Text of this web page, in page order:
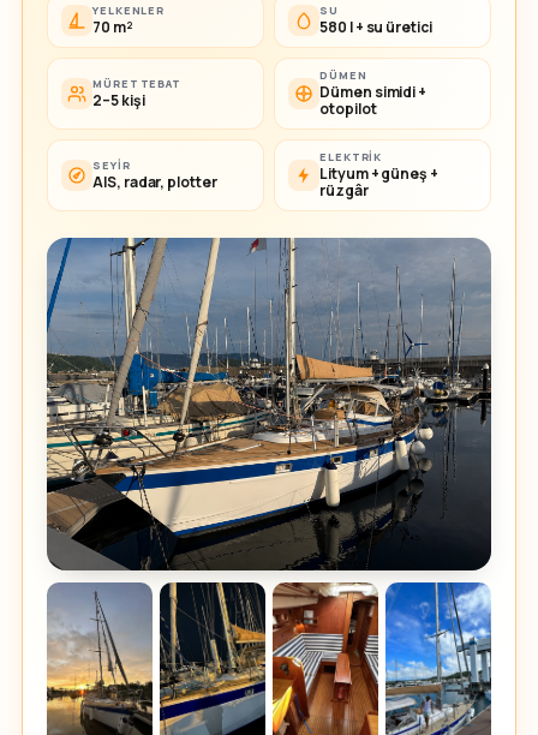
YELKENLER
70 m²
SU
580 l + su üretici
MÜRETTEBAT
2–5 kişi
DÜMEN
Dümen simidi +
otopilot
SEYIR
AIS, radar, plotter
ELEKTRIK
Lityum + güneş +
rüzgâr